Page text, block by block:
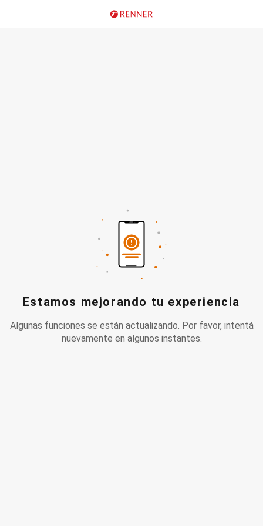
Estamos mejorando tu experiencia
Algunas funciones se están actualizando. Por favor, intentá
nuevamente en algunos instantes.